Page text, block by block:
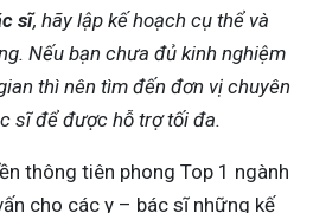
sĩ, hãy lập kế hoạch cụ thể và
Nếu bạn chưa đủ kinh nghiệm
thì nên tìm đến đơn vị chuyên
sĩ để được hỗ trợ tối đa.
thông tiên phong Top 1 ngành
cho các y – bác sĩ những kế